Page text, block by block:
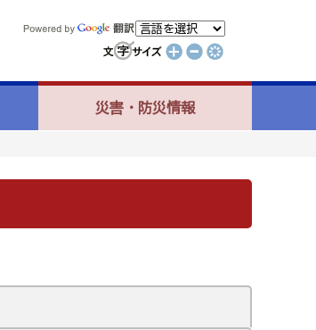
災害・防災情報